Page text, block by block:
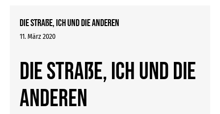
Die Straße, ich und die Anderen
11. März 2020
Die Straße, ich und die
Anderen